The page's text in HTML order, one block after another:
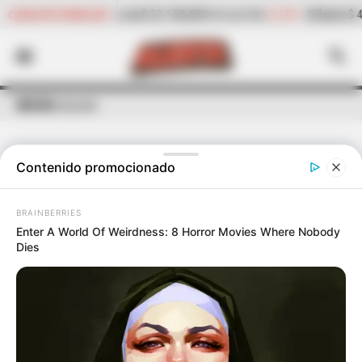
ÚLTIMAS NOTICIAS
Contenido promocionado
BRAINBERRIES
Enter A World Of Weirdness: 8 Horror Movies Where Nobody
Dies